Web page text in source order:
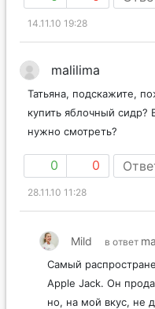
14.11.10 19:28
malilima
Татьяна, подскажите,
купить яблочный сидр?
нужно смотреть?
0 0
28.11.10 11:28
Mild в ответ
Самый
Apple Jack. Он
но, на мой вкус, не